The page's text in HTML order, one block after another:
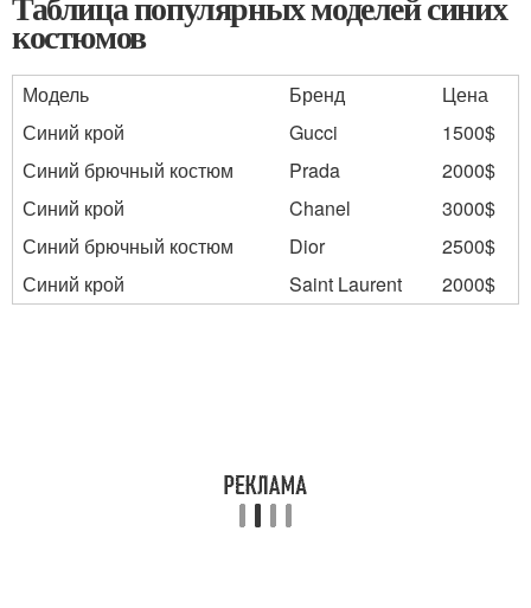
костюмов
Модель Бренд
Цена
Синий крой
Gucci
1500$
Синий брючный костюм
Prada
2000$
Синий крой
Chanel
3000$
Синий брючный костюм
Dior
2500$
Синий крой
Saint Laurent 2000$